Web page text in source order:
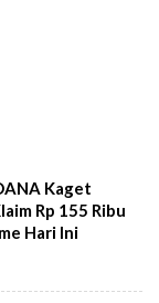
Kaget
Rp 155 Ribu
Hari Ini